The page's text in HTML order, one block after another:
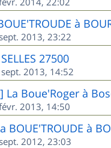
à
2013, 23:22
27500
2013, 14:52
La Boue'Roger à
2013, 14:50
BOUE'TROUDE à
2012, 23:03